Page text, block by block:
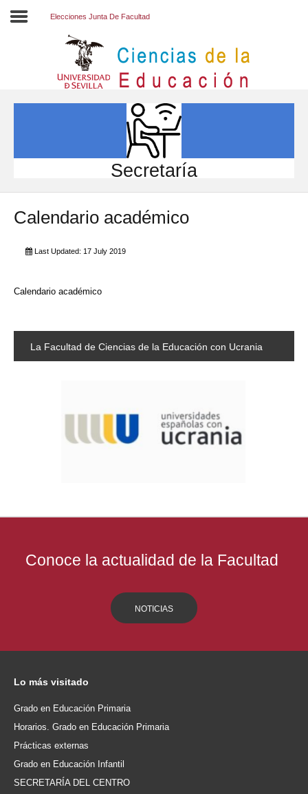
INVESTIGACIÓN
INTERNACIONAL
Directorio FCCE
Elecciones Junta De Facultad
Secretaría
Calendario académico
Last Updated: 17 July 2019
Calendario académico
La Facultad de Ciencias de la Educación con Ucrania
Conoce la actualidad de la Facultad
NOTICIAS
Lo más visitado
Grado en Educación Primaria
Horarios. Grado en Educación Primaria
Prácticas externas
Grado en Educación Infantil
SECRETARÍA DEL CENTRO